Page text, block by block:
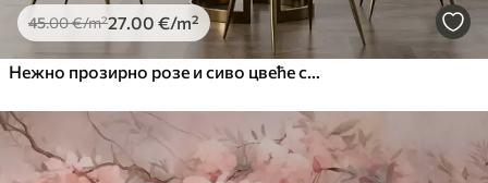
45.00€/m²27 .00 €/m²